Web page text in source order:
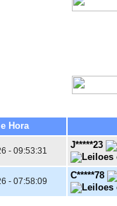
Hora
- 09:53:31
J*****23
- 07:58:09
C*****78